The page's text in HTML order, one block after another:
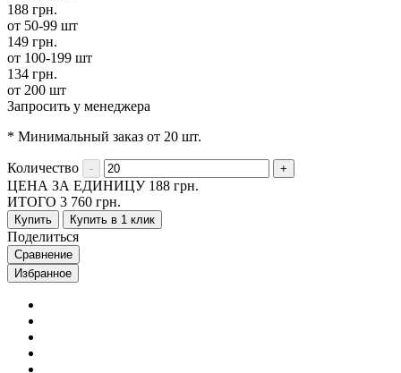
188 грн.
от 50-99 шт
149 грн.
от 100-199 шт
134 грн.
от 200 шт
Запросить у менеджера
* Минимальный заказ от 20 шт.
Количество
ЦЕНА ЗА ЕДИНИЦУ 188 грн.
ИТОГО 3 760 грн.
Купить Купить в 1 клик
Поделиться
Сравнение
Избранное